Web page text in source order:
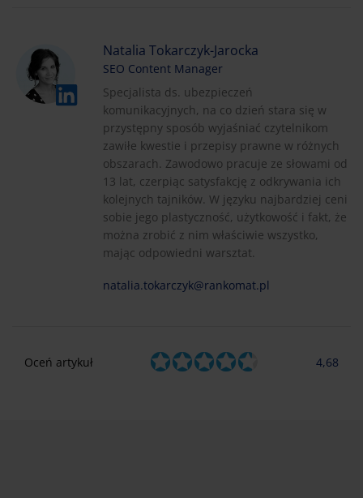
Natalia Tokarczyk-Jarocka
SEO Content Manager
Specjalista ds. ubezpieczeń
komunikacyjnych, na co dzień stara się w
przystępny sposób wyjaśniać czytelnikom
zawiłe kwestie i przepisy prawne w różnych
obszarach. Zawodowo pracuje ze słowami od
13 lat, czerpiąc satysfakcję z odkrywania ich
kolejnych tajników. W języku najbardziej ceni
sobie jego plastyczność, użytkowość i fakt, że
można zrobić z nim właściwie wszystko,
mając odpowiedni warsztat.
natalia.tokarczyk@rankomat.pl
Oceń artykuł 4,68